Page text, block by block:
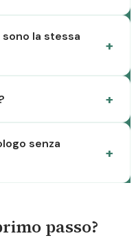
la stessa
senza
passo?